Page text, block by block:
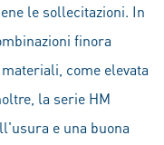
le sollecitazioni. In
finora
come elevata
la serie HM
e una buona